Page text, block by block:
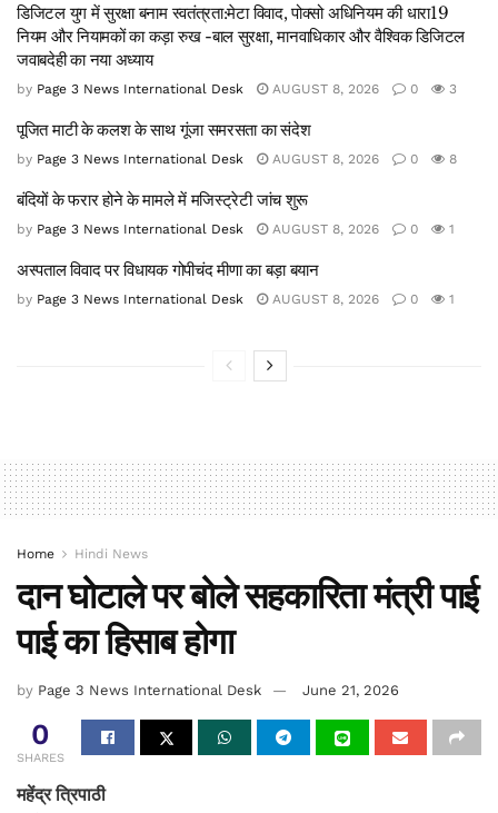
डिजिटल युग में सुरक्षा बनाम स्वतंत्रता:मेटा विवाद, पोक्सो अधिनियम की धारा19
नियम और नियामकों का कड़ा रुख -बाल सुरक्षा, मानवाधिकार और वैश्विक डिजिटल
जवाबदेही का नया अध्याय
by Page 3 News International Desk AUGUST 8, 2026 0 3
पूजित माटी के कलश के साथ गूंजा समरसता का संदेश
by Page 3 News International Desk AUGUST 8, 2026 0 8
बंदियों के फरार होने के मामले में मजिस्ट्रेटी जांच शुरू
by Page 3 News International Desk AUGUST 8, 2026 0 1
अस्पताल विवाद पर विधायक गोपीचंद मीणा का बड़ा बयान
by Page 3 News International Desk AUGUST 8, 2026 0 1
Home Hindi News
दान घोटाले पर बोले सहकारिता मंत्री पाई
पाई का हिसाब होगा
by Page 3 News International Desk June 21, 2026
0
SHARES
महेंद्र त्रिपाठी